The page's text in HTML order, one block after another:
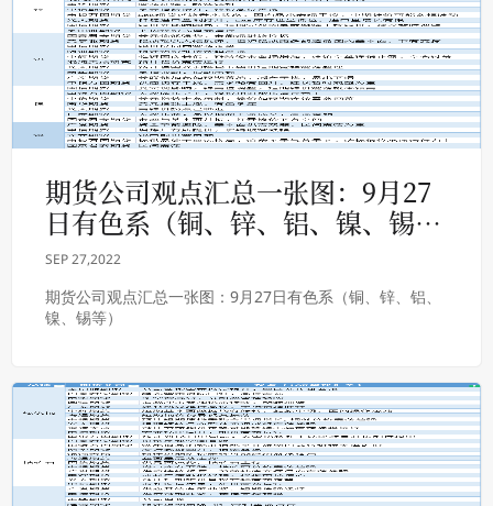
期货公司观点汇总一张图：9月27
日有色系（铜、锌、铝、镍、锡
等）
SEP 27,2022
期货公司观点汇总一张图：9月27日有色系（铜、锌、铝、
镍、锡等）